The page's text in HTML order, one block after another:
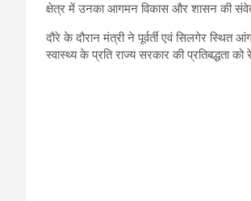
क्षेत्र में उनका आगमन विकास और शासन की
दौरे के दौरान मंत्री ने पूर्वर्ती एवं सिलगेर स्थित
स्वास्थ्य के प्रति राज्य सरकार की प्रतिबद्धता को